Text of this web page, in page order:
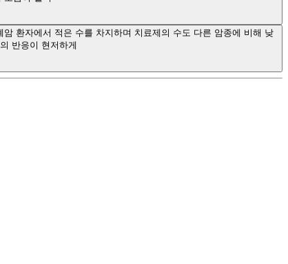
환자에서 적은 수를 차지하며 치료제의 수도 다른 암종에 비해 낮
반응이 현저하게